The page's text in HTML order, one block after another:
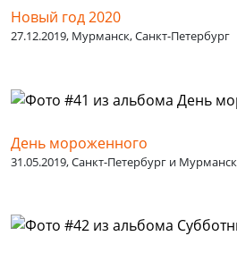
Новый год 2020
27.12.2019, Мурманск, Санкт-Петербург
День мороженного
31.05.2019, Санкт-Петербург и Мурманск